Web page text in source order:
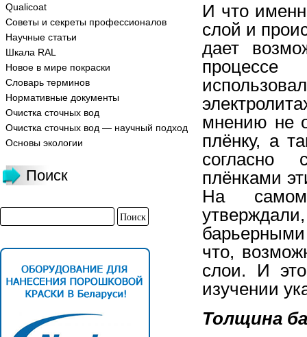
Qualicoat
Советы и секреты профессионалов
Научные статьи
Шкала RAL
Новое в мире покраски
Словарь терминов
Нормативные документы
Очистка сточных вод
Очистка сточных вод — научный подход
Основы экологии
Поиск
И что
слой и
дает
мнению не
плёнку, а
согласно
плёнками
На самом
что,
слои. И
изучении
Толщина